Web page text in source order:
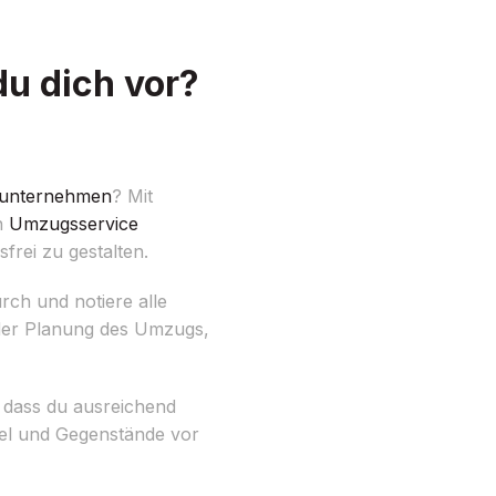
dich vor?
? Mit
Umzugsservice
zu gestalten.
und notiere alle
Planung des Umzugs,
du ausreichend
und Gegenstände vor